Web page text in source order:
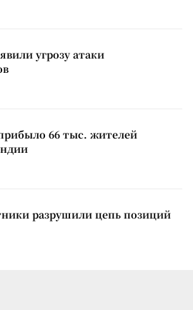
угрозу атаки
66 тыс. жителей
разрушили цепь позиций